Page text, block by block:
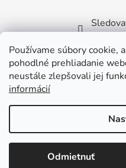
Používame súbory cookie,
pohodlné prehliadanie
neustále zlepšovali jej
informácií
Odmietnuť
Facebook
Copyright 2026
Viktora Bilčíka 2722/35 -